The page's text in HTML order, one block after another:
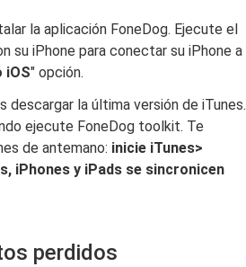
la aplicación FoneDog. Ejecute el
su iPhone para conectar su iPhone a
iOS" opción.
la última versión de iTunes.
ejecute FoneDog toolkit. Te
de antemano: inicie iTunes>
iPhones y iPads se sincronicen
perdidos